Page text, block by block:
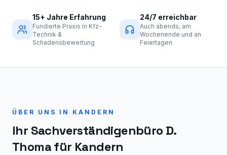
15+ Jahre Erfahrung
Fundierte Praxis in Kfz-
Technik &
Schadensbewertung
24/7 erreichbar
Auch abends, am
Wochenende und an
Feiertagen
ÜBER UNS IN KANDERN
Ihr Sachverständigenbüro D.
Thoma für Kandern